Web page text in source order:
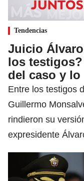
Tendencias
Juicio
los
del caso y
Entre los testigos
Guillermo
rindieron su
expresidente